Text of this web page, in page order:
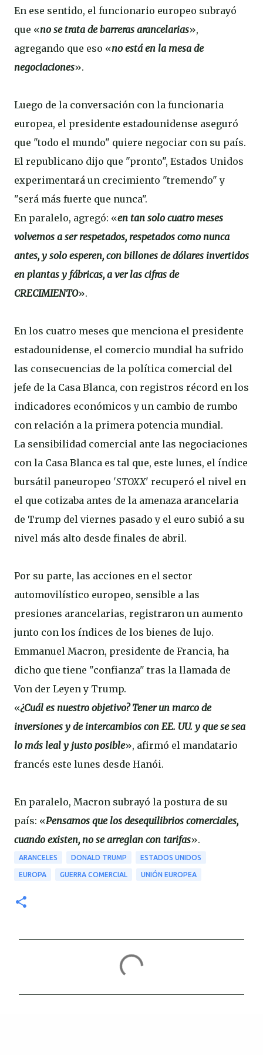
En ese sentido, el funcionario europeo subrayó
que «no se trata de barreras arancelarias»,
agregando que eso «no está en la mesa de
negociaciones».
Luego de la conversación con la funcionaria
europea, el presidente estadounidense aseguró
que "todo el mundo" quiere negociar con su país.
El republicano dijo que "pronto", Estados Unidos
experimentará un crecimiento "tremendo" y
"será más fuerte que nunca".
En paralelo, agregó: «en tan solo cuatro meses
volvemos a ser respetados, respetados como nunca
antes, y solo esperen, con billones de dólares invertidos
en plantas y fábricas, a ver las cifras de
CRECIMIENTO».
En los cuatro meses que menciona el presidente
estadounidense, el comercio mundial ha sufrido
las consecuencias de la política comercial del
jefe de la Casa Blanca, con registros récord en los
indicadores económicos y un cambio de rumbo
con relación a la primera potencia mundial.
La sensibilidad comercial ante las negociaciones
con la Casa Blanca es tal que, este lunes, el índice
bursátil paneuropeo 'STOXX' recuperó el nivel en
el que cotizaba antes de la amenaza arancelaria
de Trump del viernes pasado y el euro subió a su
nivel más alto desde finales de abril.
Por su parte, las acciones en el sector
automovilístico europeo, sensible a las
presiones arancelarias, registraron un aumento
junto con los índices de los bienes de lujo.
Emmanuel Macron, presidente de Francia, ha
dicho que tiene "confianza" tras la llamada de
Von der Leyen y Trump.
«¿Cuál es nuestro objetivo? Tener un marco de
inversiones y de intercambios con EE. UU. y que se sea
lo más leal y justo posible», afirmó el mandatario
francés este lunes desde Hanói.
En paralelo, Macron subrayó la postura de su
país: «Pensamos que los desequilibrios comerciales,
cuando existen, no se arreglan con tarifas».
ARANCELES DONALD TRUMP ESTADOS UNIDOS
EUROPA GUERRA COMERCIAL UNIÓN EUROPEA